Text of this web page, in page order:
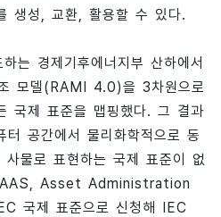
생성, 교환, 활용할 수 있다.
는 경제기후에너지부 산하에서
모델(RAMI 4.0)을 3차원으로
국제 표준을 맵핑했다. 그 결과
공간에서 물리화학적으로 동
물로 표현하는 국제 표준이 없
(AAS, Asset Administration
국제 표준으로 신청해 IEC